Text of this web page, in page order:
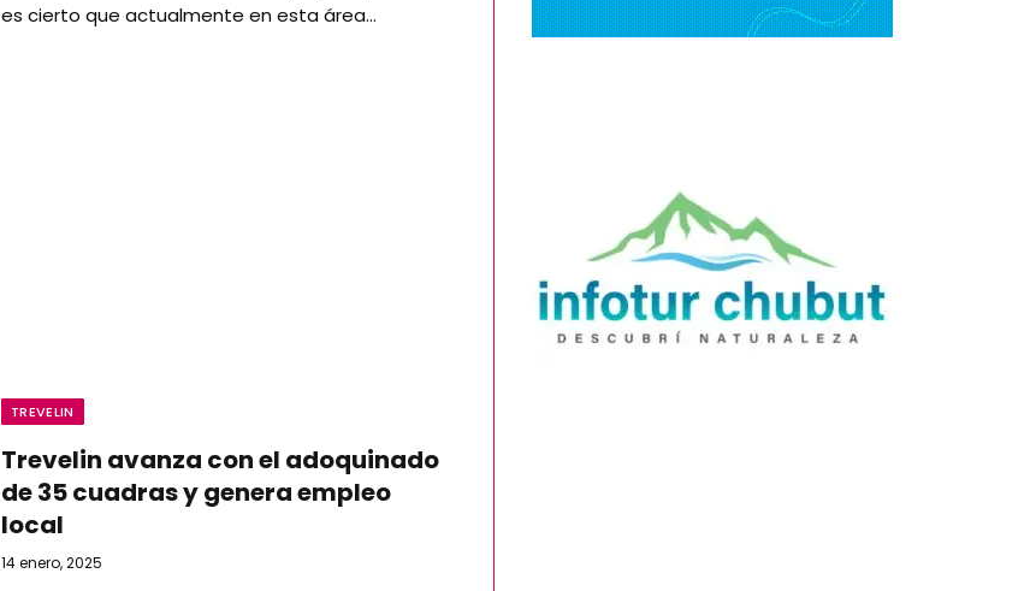
es cierto que actualmente en esta área…
TREVELIN
Trevelin avanza con el adoquinado
de 35 cuadras y genera empleo
local
14 enero, 2025